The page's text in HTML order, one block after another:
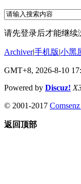
请先登录后才能继续
Archiver|手机版|小黑
GMT+8, 2026-8-10
Powered by Discuz!
© 2001-2017
返回顶部